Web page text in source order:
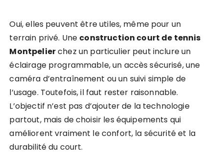
Oui, elles peuvent être utiles, même pour un
terrain privé. Une construction court de tennis
Montpelierchez un particulier peut inclure un
éclairage programmable, un accès sécurisé, une
caméra d’entraînement ou un suivi simple de
l’usage. Toutefois, il faut rester raisonnable.
L’objectif n’est pas d’ajouter de la technologie
partout, mais de choisir les équipements qui
améliorent vraiment le confort, la sécurité et la
durabilité du court.